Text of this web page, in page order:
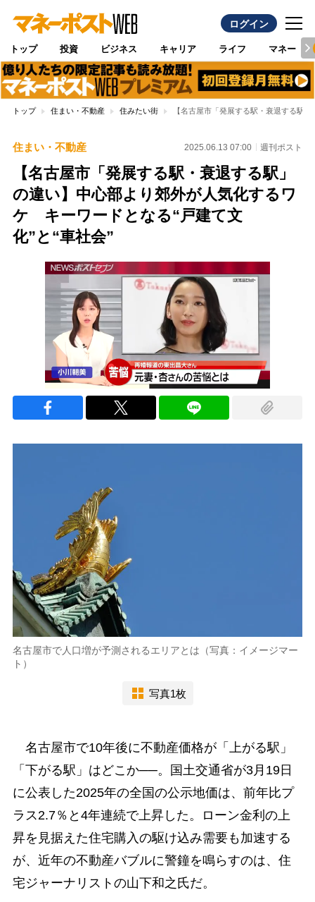
ログイン
トップ 投資 ビジネス キャリア ライフ マネー
トップ 住まい・不動産 住みたい街 【名古屋市「発展する駅・衰退する駅
住まい・不動産 2025.06.13 07:00 週刊ポスト
【名古屋市「発展する駅・衰退する駅」
の違い】中心部より郊外が人気化するワ
ケ キーワードとなる“戸建て文
化”と“車社会”
名古屋市で人口増が予測されるエリアとは（写真：イメージマー
ト）
写真1枚
名古屋市で10年後に不動産価格が「上がる駅」
「下がる駅」はどこか──。国土交通省が3月19日
に公表した2025年の全国の公示地価は、前年比プ
ラス2.7％と4年連続で上昇した。ローン金利の上
昇を見据えた住宅購入の駆け込み需要も加速する
が、近年の不動産バブルに警鐘を鳴らすのは、住
宅ジャーナリストの山下和之氏だ。